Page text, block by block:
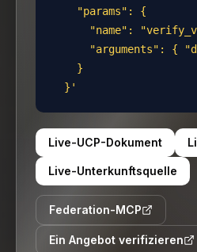
    "params": {
"name":
"arguments": {
    }
  }'
Live-UCP-Dokument
Live-Unterkunftsquelle
Federation-MCP
Ein Angebot verifizieren